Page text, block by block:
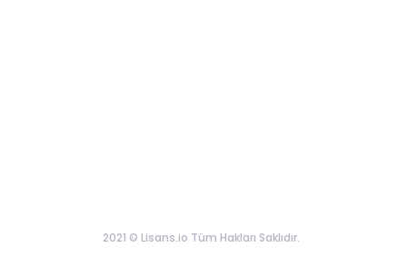
2021 © Lisans.io Tüm Hakları Saklıdır.